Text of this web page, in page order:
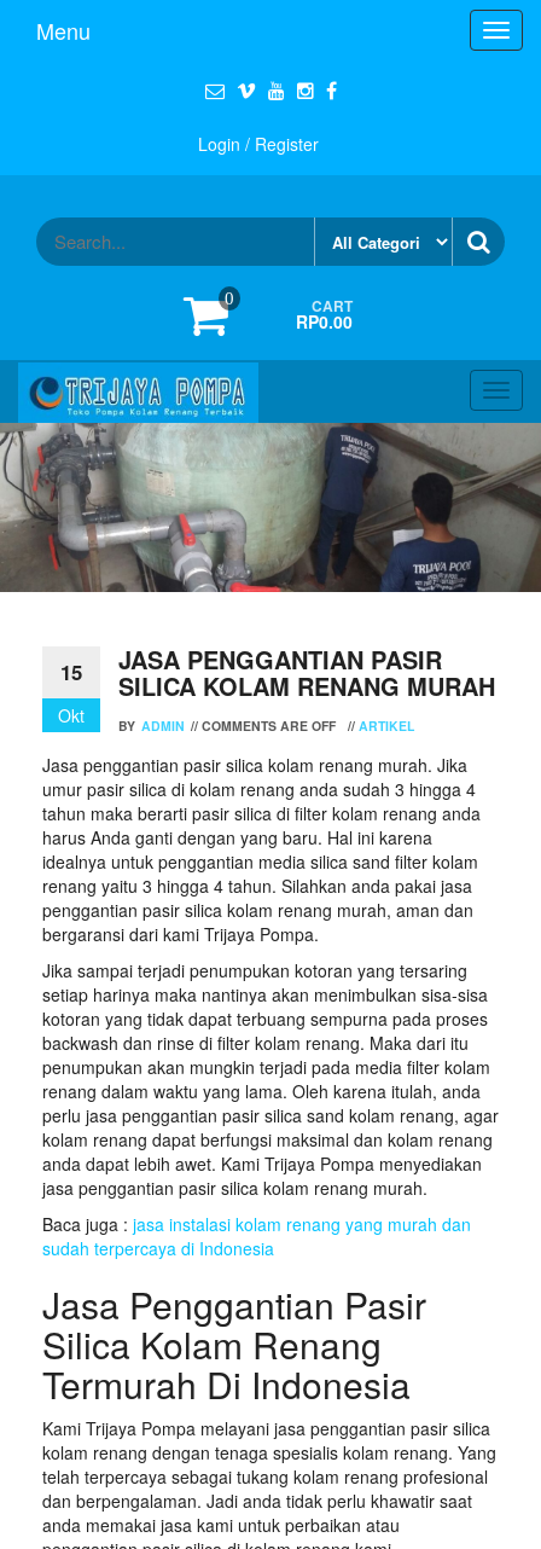
Menu
Login / Register
0 CART
RP0.00
15
Okt
JASA PENGGANTIAN PASIR
SILICA KOLAM RENANG MURAH
BY ADMIN // COMMENTS ARE OFF // ARTIKEL
Jasa penggantian pasir silica kolam renang murah. Jika
umur pasir silica di kolam renang anda sudah 3 hingga 4
tahun maka berarti pasir silica di filter kolam renang anda
harus Anda ganti dengan yang baru. Hal ini karena
idealnya untuk penggantian media silica sand filter kolam
renang yaitu 3 hingga 4 tahun. Silahkan anda pakai jasa
penggantian pasir silica kolam renang murah, aman dan
bergaransi dari kami Trijaya Pompa.
Jika sampai terjadi penumpukan kotoran yang tersaring
setiap harinya maka nantinya akan menimbulkan sisa-sisa
kotoran yang tidak dapat terbuang sempurna pada proses
backwash dan rinse di filter kolam renang. Maka dari itu
penumpukan akan mungkin terjadi pada media filter kolam
renang dalam waktu yang lama. Oleh karena itulah, anda
perlu jasa penggantian pasir silica sand kolam renang, agar
kolam renang dapat berfungsi maksimal dan kolam renang
anda dapat lebih awet. Kami Trijaya Pompa menyediakan
jasa penggantian pasir silica kolam renang murah.
Baca juga : jasa instalasi kolam renang yang murah dan
sudah terpercaya di Indonesia
Jasa Penggantian Pasir
Silica Kolam Renang
Termurah Di Indonesia
Kami Trijaya Pompa melayani jasa penggantian pasir silica
kolam renang dengan tenaga spesialis kolam renang. Yang
telah terpercaya sebagai tukang kolam renang profesional
dan berpengalaman. Jadi anda tidak perlu khawatir saat
anda memakai jasa kami untuk perbaikan atau